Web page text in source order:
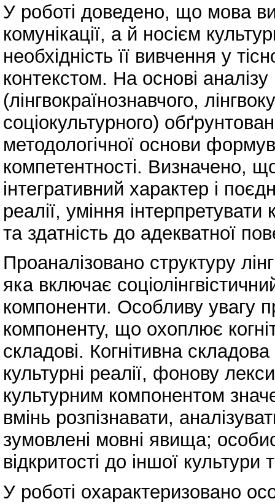
У роботі доведено, що мова
комунікації, а й носієм
необхідність її вивчення у
контекстом. На основі аналізу
(лінгвокраїнознавчого,
соціокультурного)
методологічної основи
компетентності. Визначено,
інтегративний характер і
реалії, уміння
та здатність до адекватної
Проаналізовано структуру
яка включає
компоненти. Особливу увагу
компоненту, що охоплює
складові. Когнітивна
культурні реалії, фонову
культурним компонентом
вмінь розпізнавати,
зумовлені мовні явища;
відкритості до іншої культури
У роботі охарактеризовано